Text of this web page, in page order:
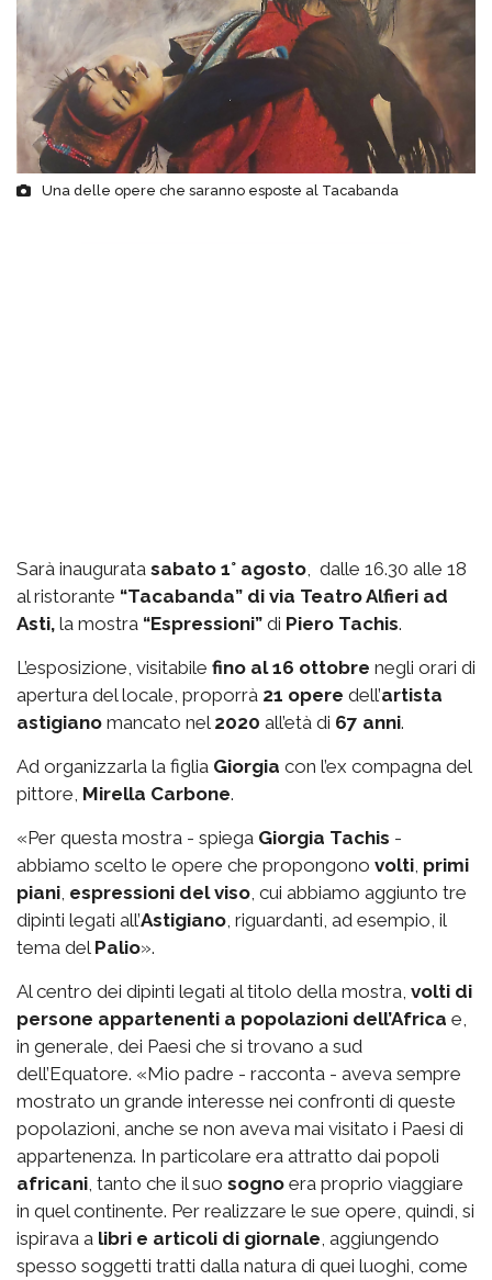
Una delle opere che saranno esposte al Tacabanda
Sarà inaugurata sabato 1° agosto , dalle 16.30 alle 18
al ristorante “Tacabanda” di via Teatro Alfieri ad
Asti, la mostra “Espressioni” di Piero Tachis.
L’esposizione, visitabile fino al 16 ottobre negli orari di
apertura del locale, proporrà 21 opere dell’artista
astigiano mancato nel 2020 all’età di 67 anni.
Ad organizzarla la figlia Giorgia con l’ex compagna del
pittore, Mirella Carbone.
«Per questa mostra - spiega Giorgia Tachis -
abbiamo scelto le opere che propongono volti primi
piani espressioni del viso , cui abbiamo aggiunto tre
dipinti legati all’Astigiano , riguardanti, ad esempio, il
tema del Palio».
Al centro dei dipinti legati al titolo della mostra, volti di
persone appartenenti a popolazioni dell’Africa e,
in generale, dei Paesi che si trovano a sud
dell’Equatore. «Mio padre - racconta - aveva sempre
mostrato un grande interesse nei confronti di queste
popolazioni, anche se non aveva mai visitato i Paesi di
appartenenza. In particolare era attratto dai popoli
africani , tanto che il suo sogno era proprio viaggiare
in quel continente. Per realizzare le sue opere, quindi, si
ispirava a libri e articoli di giornale , aggiungendo
spesso soggetti tratti dalla natura di quei luoghi, come